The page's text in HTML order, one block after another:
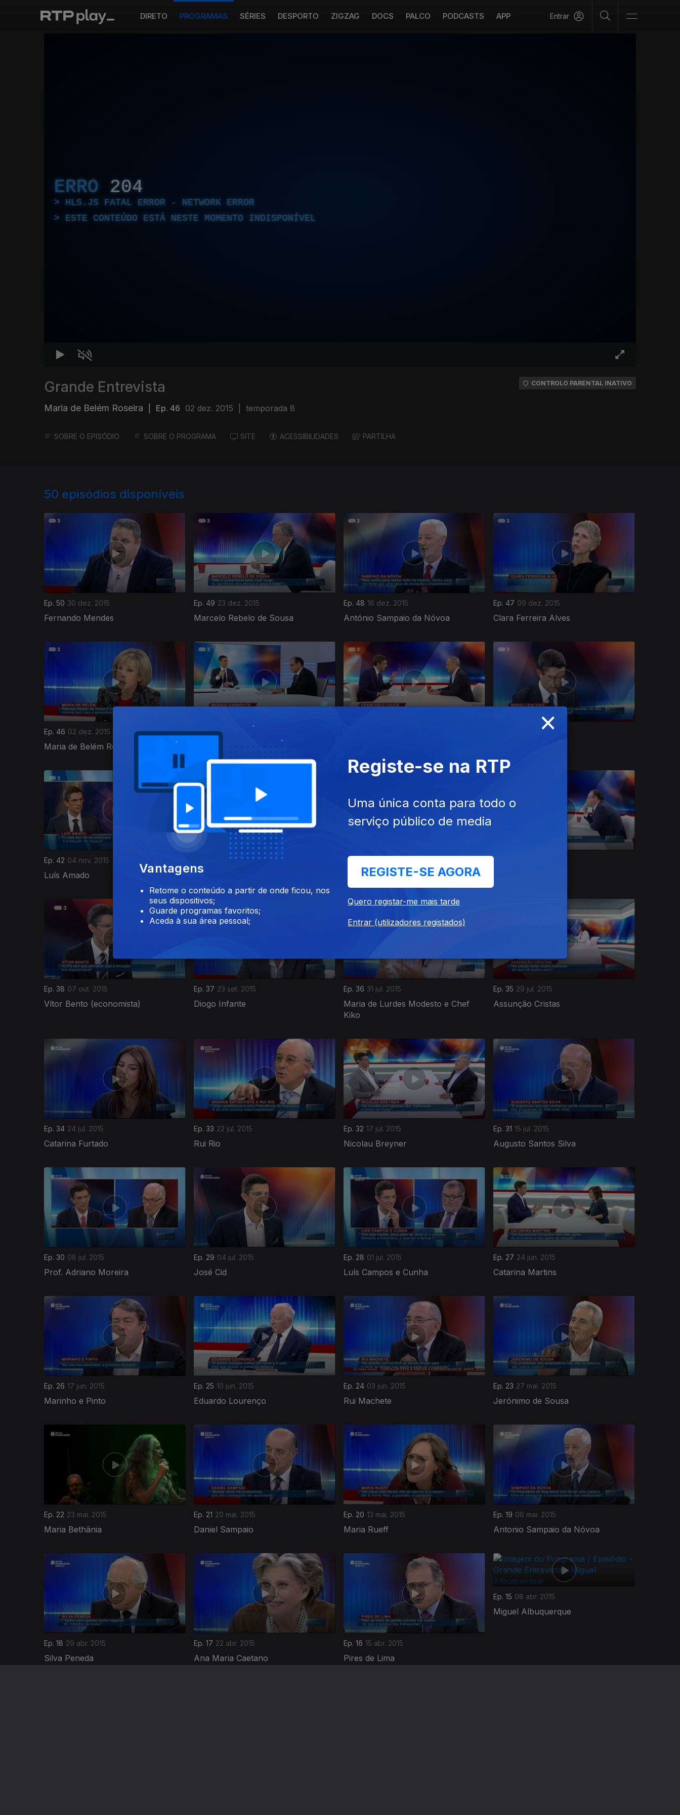
DIRETO PROGRAMAS SÉRIES DESPORTO ZIGZAG DOCS PALCO PODCASTS APP Entrar
ERRO 204
HLS.JS FATAL ERROR - NETWORK ERROR
ESTE CONTEÚDO ESTÁ NESTE MOMENTO INDISPONÍVEL
Grande Entrevista
Maria de Belém Roseira Ep. 46 02 dez. 2015 temporada 8
CONTROLO PARENTAL INATIVO
SOBRE O EPISÓDIO SOBRE O PROGRAMA SITE ACESSIBILIDADES PARTILHA
50 episódios disponíveis
Ep. 50 30 dez. 2015
Fernando Mendes
Ep. 49 23 dez. 2015
Marcelo Rebelo de Sousa
Ep. 48 16 dez. 2015
António Sampaio da Nóvoa
Ep. 47 09 dez. 2015
Clara Ferreira Alves
Ep. 46 02 dez. 2015
Maria de Belém Roseira
Ep. 45 25 nov. 2015 11 nov. 2015
Ep. 42 04 nov. 2015
Luís Amado
28 out. 2015
Pacheco Pereira
Ep. 40
Prof. António Barreto
Ep. 39
210010
Ep. 38 07 out. 2015
Vítor Bento (economista)
Ep. 37 23 set. 2015
Diogo Infante
Ep. 36 31 jul. 2015
Maria de Lurdes Modesto e Chef
Kiko
Ep. 35 29 jul. 2015
Assunção Cristas
Ep. 34 24 jul. 2015
Catarina Furtado
Ep. 33 22 jul. 2015
Rui Rio
Ep. 32 17 jul. 2015
Nicolau Breyner
Ep. 31 15 jul. 2015
Augusto Santos Silva
Ep. 30 08 jul. 2015
Prof. Adriano Moreira
Ep. 29 04 jul. 2015
José Cid
Ep. 28 01 jul. 2015
Luís Campos e Cunha
Ep. 27 24 jun. 2015
Catarina Martins
199514
Ep. 26 17 jun. 2015
Marinho e Pinto
Ep. 25 10 jun. 2015
Eduardo Lourenço
Ep. 24 03 jun. 2015
Rui Machete
Ep. 23 27 mai. 2015
Jerónimo de Sousa
Ep. 22 23 mai. 2015
Maria Bethânia
Ep. 21 20 mai. 2015
Daniel Sampaio
Ep. 20 13 mai. 2015
Maria Rueff
Ep. 19 06 mai. 2015
Antonio Sampaio da Nóvoa
Ep. 18 29 abr. 2015
Silva Peneda
Ep. 17 22 abr. 2015
Ana Maria Caetano
Ep. 16 15 abr. 2015
Pires de Lima
Ep. 15 08 abr. 2015
Miguel Albuquerque
190825
×
Vantagens
Retome o conteúdo a partir de onde ficou, nos
seus dispositivos;
Guarde programas favoritos;
Aceda à sua área pessoal;
Registe-se na RTP
Uma única conta para todo o
serviço público de media
REGISTE-SE AGORA
Quero registar-me mais tarde
Entrar (utilizadores registados)